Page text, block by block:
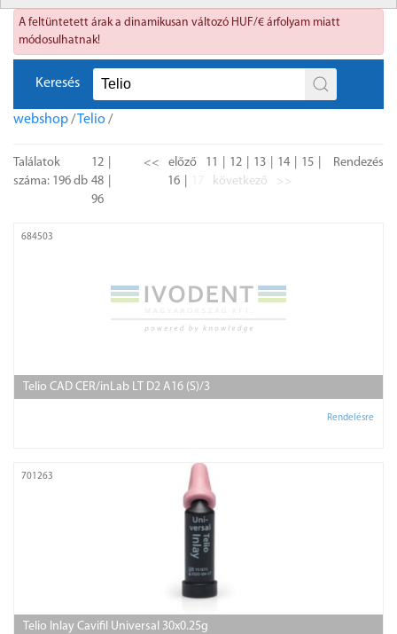
A feltüntetett árak a dinamikusan változó HUF/€ árfolyam miatt
módosulhatnak!
Keresés
webshop/Telio /
Találatok
száma: 196 db
12
48
96
<< előző 11 12 13 14
15
16
következő >>
Rendezés
684503
Telio CAD CER/inLab LT D2 A16 (S)/3
Rendelésre
701263
Telio Inlay Cavifil Universal 30x0.25g